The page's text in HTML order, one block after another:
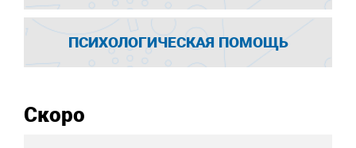
ПСИХОЛОГИЧЕСКАЯ ПОМОЩЬ
Скоро